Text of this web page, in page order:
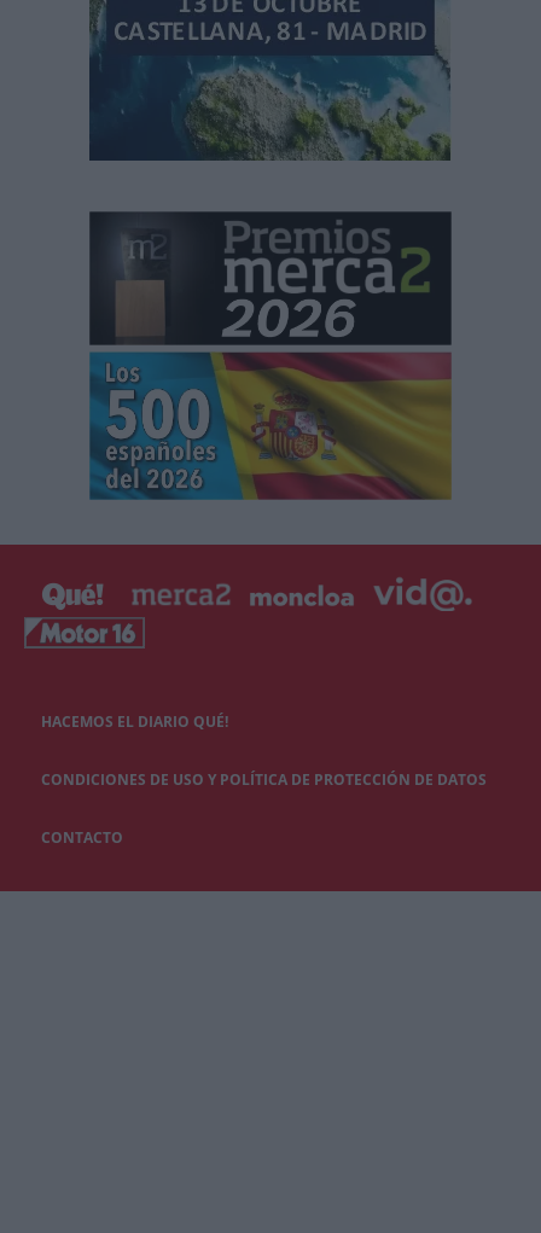
HACEMOS EL DIARIO QUÉ!
CONDICIONES DE USO Y POLÍTICA DE PROTECCIÓN DE DATOS
CONTACTO